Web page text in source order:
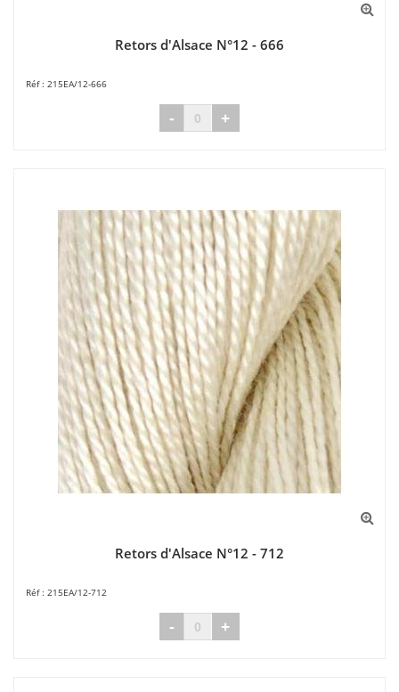
Retors d'Alsace N°12 - 666
215EA/12-666
- +
Retors d'Alsace N°12 - 712
215EA/12-712
- +